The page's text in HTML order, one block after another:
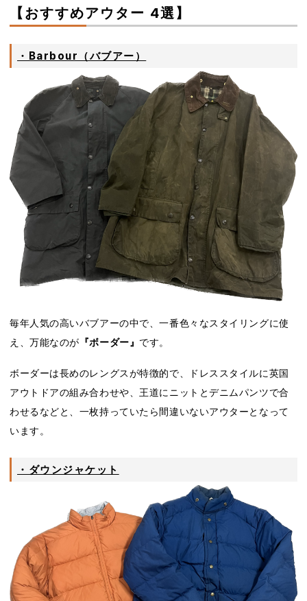
【おすすめアウター 4選】
・Barbour（バブアー）
毎年人気の高いバブアーの中で、一番色々なスタイリングに使
え、万能なのが 『ボーダー』 です。
ボーダーは長めのレングスが特徴的で、ドレススタイルに英国
アウトドアの組み合わせや、王道にニットとデニムパンツで合
わせるなどと、一枚持っていたら間違いないアウターとなって
います。
・ダウンジャケット